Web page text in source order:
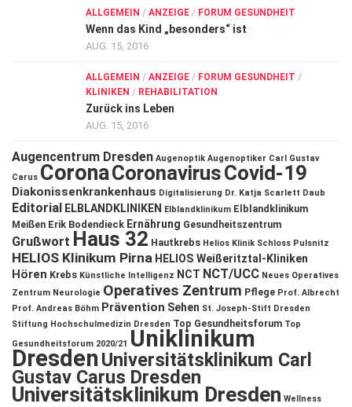
ALLGEMEIN / ANZEIGE / FORUM GESUNDHEIT
Wenn das Kind „besonders“ ist
AUG. 15, 2016
ALLGEMEIN / ANZEIGE / FORUM GESUNDHEIT /
KLINIKEN / REHABILITATION
Zurück ins Leben
AUG. 15, 2016
Augencentrum Dresden Augenoptik Augenoptiker Carl Gustav
Carus CoronaCoronavirusCovid-19
Diakonissenkrankenhaus Digitalisierung Dr. Katja Scarlett Daub
Editorial ELBLANDKLINIKEN Elblandklinikum Elblandklinikum
Meißen Erik Bodendieck Ernährung Gesundheitszentrum
Grußwort Haus 32 Hautkrebs Helios Klinik Schloss Pulsnitz
HELIOS Klinikum Pirna HELIOS Weißeritztal-Kliniken
Hören Krebs Künstliche Intelligenz NCT NCT/UCC Neues Operatives
Zentrum Neurologie Operatives Zentrum Pflege Prof. Albrecht
Prof. Andreas Böhm Prävention Sehen St. Joseph-Stift Dresden
Stiftung Hochschulmedizin Dresden Top Gesundheitsforum Top
Gesundheitsforum 2020/21 Uniklinikum
DresdenUniversitätsklinikum Carl
Gustav Carus Dresden
Universitätsklinikum Dresden Wellness